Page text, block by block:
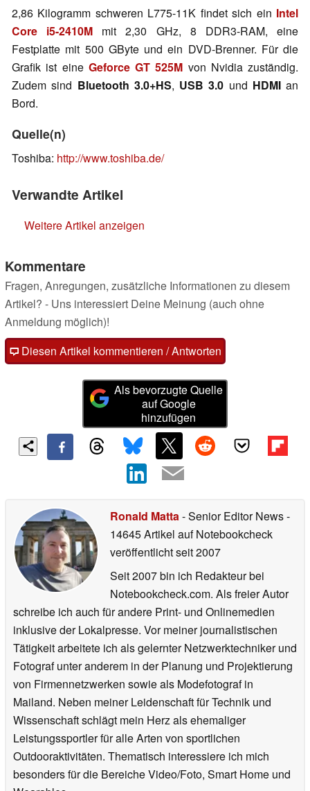
2,86 Kilogramm schweren L775-11K findet sich ein Intel
Core i5-2410M mit 2,30 GHz, 8 DDR3-RAM, eine
Festplatte mit 500 GByte und ein DVD-Brenner. Für die
Grafik ist eine Geforce GT 525M von Nvidia zuständig.
Zudem sind Bluetooth 3.0+HS, USB 3.0 und HDMIan
Bord.
Quelle(n)
Toshiba: http://www.toshiba.de/
Verwandte Artikel
Weitere Artikel anzeigen
Kommentare
Fragen, Anregungen, zusätzliche Informationen zu diesem
Artikel? - Uns interessiert Deine Meinung (auch ohne
Anmeldung möglich)!
Diesen Artikel kommentieren / Antworten
Als bevorzugte Quelle
auf Google
hinzufügen
Ronald Matta- Senior Editor News-
14645 Artikel auf Notebookcheck
veröffentlichtseit 2007
Seit 2007 bin ich Redakteur bei
Notebookcheck.com. Als freier Autor
schreibe ich auch für andere Print- und Onlinemedien
inklusive der Lokalpresse. Vor meiner journalistischen
Tätigkeit arbeitete ich als gelernter Netzwerktechniker und
Fotograf unter anderem in der Planung und Projektierung
von Firmennetzwerken sowie als Modefotograf in
Mailand. Neben meiner Leidenschaft für Technik und
Wissenschaft schlägt mein Herz als ehemaliger
Leistungssportler für alle Arten von sportlichen
Outdooraktivitäten. Thematisch interessiere ich mich
besonders für die Bereiche Video/Foto, Smart Home und